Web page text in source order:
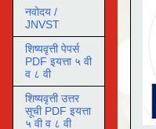
नवोदय /
JNVST
शिष्यवृत्ती पेपर्स
PDF इयत्ता ५ वी
व ८ वी
शिष्यवृत्ती उत्तर
सूची PDF इयत्ता
५ वी व ८ वी